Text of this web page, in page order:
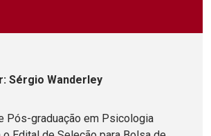
: Sérgio Wanderley
Pós-graduação em Psicologia